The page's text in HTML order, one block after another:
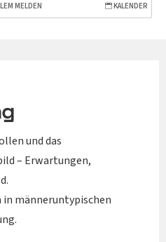
MELDEN KALENDER
und das
– Erwartungen,
männeruntypischen